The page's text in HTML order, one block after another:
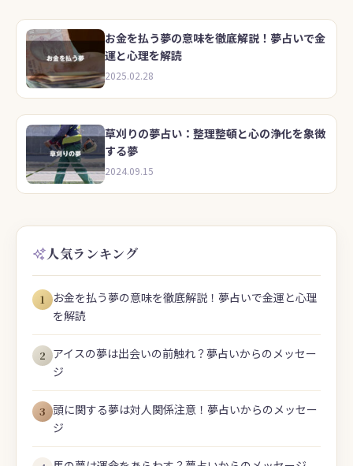
お金を払う夢の意味を徹底解説！夢占いで金
運と心理を解読
2025.02.28
草刈りの夢占い：整理整頓と心の浄化を象徴
する夢
2024.09.15
人気ランキング
1
お金を払う夢の意味を徹底解説！夢占いで金運と心理
を解読
2 アイスの夢は出会いの前触れ？夢占いからのメッセー
ジ
3 頭に関する夢は対人関係注意！夢占いからのメッセー
ジ